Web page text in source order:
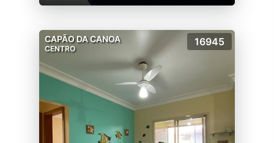
CAPÃO DA CANOA
CENTRO
16945